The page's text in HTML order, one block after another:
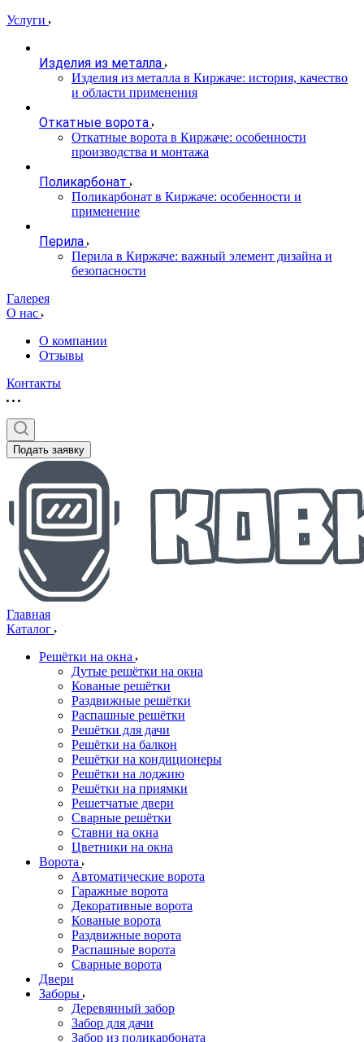
Услуги
Изделия из металла
Изделия из металла в Киржаче: история, качество
и области применения
Откатные ворота
Откатные ворота в Киржаче: особенности
производства и монтажа
Поликарбонат
Поликарбонат в Киржаче: особенности и
применение
Перила
Перила в Киржаче: важный элемент дизайна и
безопасности
Галерея
О нас
О компании
Отзывы
Контакты
Подать заявку
Главная
Каталог
Решётки на окна
Дутые решётки на окна
Кованые решётки
Раздвижные решётки
Распашные решётки
Решётки для дачи
Решётки на балкон
Решётки на кондиционеры
Решётки на лоджию
Решётки на приямки
Решетчатые двери
Сварные решётки
Ставни на окна
Цветники на окна
Ворота
Автоматические ворота
Гаражные ворота
Декоративные ворота
Кованые ворота
Раздвижные ворота
Распашные ворота
Сварные ворота
Двери
Заборы
Деревянный забор
Забор для дачи
Забор из поликарбоната